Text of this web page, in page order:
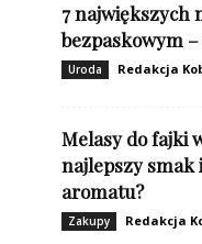
7 największych
bezpaskowym
Uroda Redakcja
Melasy do fajki
najlepszy smak
aromatu?
Zakupy Redakcja